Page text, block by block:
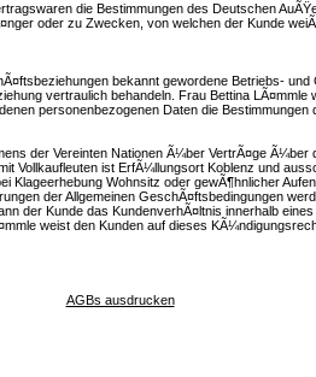
die Bestimmungen des Deutschen
oder zu Zwecken, von welchen der Kunde
bekannt gewordene Betriebs-
vertraulich behandeln. Frau Bettina LÃ¤mmle
personenbezogenen Daten die
der Vereinten Nationen Ã¼ber VertrÃ¤ge Ã¼ber
Vollkaufleuten ist ErfÃ¼llungsort Koblenz und
Klageerhebung Wohnsitz oder gewÃ¶hnlicher
der Allgemeinen GeschÃ¤ftsbedingungen
der Kunde das KundenverhÃ¤ltnis innerhalb
weist den Kunden auf dieses
AGBs ausdrucken